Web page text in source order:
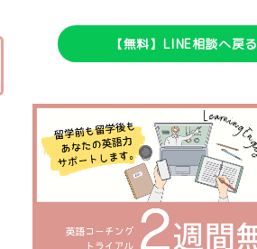
【無料】LINE相談へ戻る